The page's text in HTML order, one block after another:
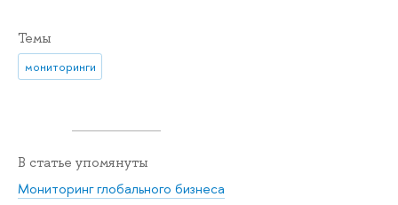
Темы
мониторинги
В статье упомянуты
Мониторинг глобального бизнеса